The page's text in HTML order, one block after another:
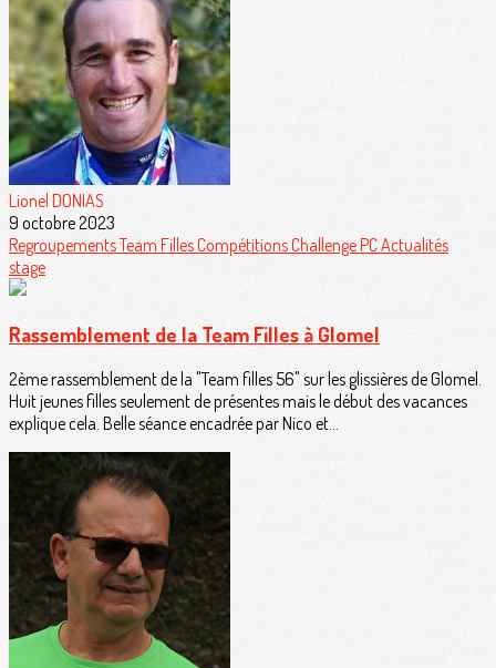
Lionel DONIAS
9 octobre 2023
RegroupementsTeam FillesCompétitionsChallenge PCActualités
stage
Rassemblement de la Team Filles à Glomel
2ème rassemblement de la "Team filles 56" sur les glissières de Glomel.
Huit jeunes filles seulement de présentes mais le début des vacances
explique cela. Belle séance encadrée par Nico et...